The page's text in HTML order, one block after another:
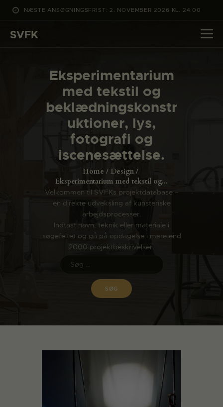
NÆSTE ANSØGNINGSFRIST: 2. NOVEMBER 2026 KL. 24:00
SVFK
Eksperimentarium
med tekstil og
beklædningskonstr
uktioner, lys,
fotografi og
iscenesættelse.
Home
Design
Eksperimentarium med tekstil og...
Velkommen til SVFKs projektdatabase –
en direkte udveksling af kunsteriske
arbejdsprocesser.
Indtast navn, teknik eller materiale i
søgefeltet og gå på opdagelse i mere end
2000 projektbeskrivelser.
DET SKER
PROJEKTER
CHANNEL
ANSØG
OM SVFK
ENGLISH